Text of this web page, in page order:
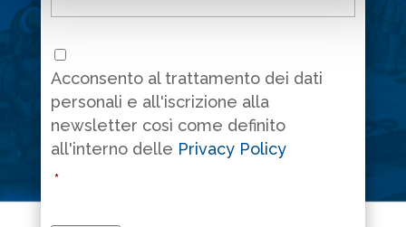
Consenso
Acconsento al trattamento dei dati
personali e all'iscrizione alla
newsletter così come definito
all'interno delle Privacy Policy
*